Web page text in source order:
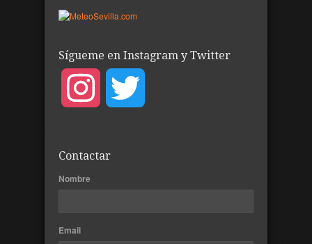
Sígueme en Instagram y Twitter
Instagram
Contactar
Nombre
Email